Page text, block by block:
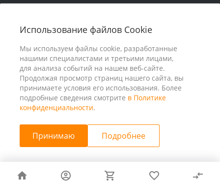
Использование файлов Cookie
Мы используем файлы cookie, разработанные
нашими специалистами и третьими лицами,
для анализа событий на нашем веб-сайте.
Продолжая просмотр страниц нашего сайта, вы
принимаете условия его использования. Более
подробные сведения смотрите в Политике
конфиденциальности.
Принимаю Подробнее
© 2026 ООО «25 Киловатт» ИНН 4401188290, Все права
защищены